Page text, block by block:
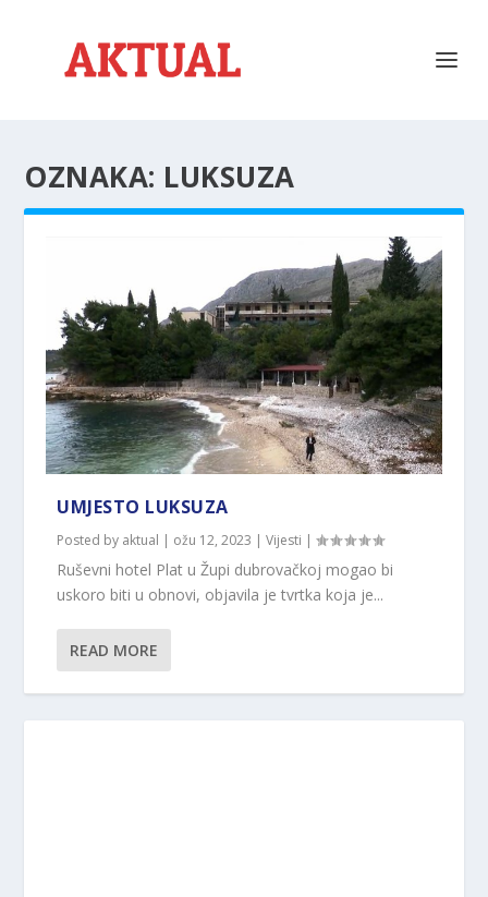
OZNAKA: LUKSUZA
UMJESTO LUKSUZA
Posted by aktual | ožu 12, 2023 |Vijesti |
Ruševni hotel Plat u Župi dubrovačkoj mogao bi
uskoro biti u obnovi, objavila je tvrtka koja je...
READ MORE